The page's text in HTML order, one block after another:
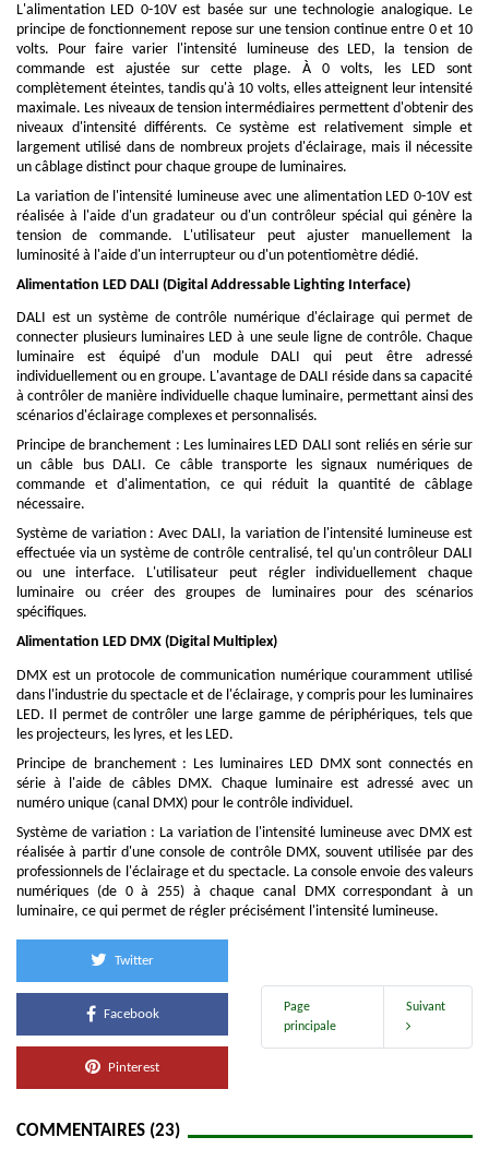
L'alimentation LED 0-10V est basée sur une technologie analogique. Le
principe de fonctionnement repose sur une tension continue entre 0 et 10
volts. Pour faire varier l'intensité lumineuse des LED, la tension de
commande est ajustée sur cette plage. À 0 volts, les LED sont
complètement éteintes, tandis qu'à 10 volts, elles atteignent leur intensité
maximale. Les niveaux de tension intermédiaires permettent d'obtenir des
niveaux d'intensité différents. Ce système est relativement simple et
largement utilisé dans de nombreux projets d'éclairage, mais il nécessite
un câblage distinct pour chaque groupe de luminaires.
La variation de l'intensité lumineuse avec une alimentation LED 0-10V est
réalisée à l'aide d'un gradateur ou d'un contrôleur spécial qui génère la
tension de commande. L'utilisateur peut ajuster manuellement la
luminosité à l'aide d'un interrupteur ou d'un potentiomètre dédié.
Alimentation LED DALI (Digital Addressable Lighting Interface)
DALI est un système de contrôle numérique d'éclairage qui permet de
connecter plusieurs luminaires LED à une seule ligne de contrôle. Chaque
luminaire est équipé d'un module DALI qui peut être adressé
individuellement ou en groupe. L'avantage de DALI réside dans sa capacité
à contrôler de manière individuelle chaque luminaire, permettant ainsi des
scénarios d'éclairage complexes et personnalisés.
Principe de branchement : Les luminaires LED DALI sont reliés en série sur
un câble bus DALI. Ce câble transporte les signaux numériques de
commande et d'alimentation, ce qui réduit la quantité de câblage
nécessaire.
Système de variation : Avec DALI, la variation de l'intensité lumineuse est
effectuée via un système de contrôle centralisé, tel qu'un contrôleur DALI
ou une interface. L'utilisateur peut régler individuellement chaque
luminaire ou créer des groupes de luminaires pour des scénarios
spécifiques.
Alimentation LED DMX (Digital Multiplex)
DMX est un protocole de communication numérique couramment utilisé
dans l'industrie du spectacle et de l'éclairage, y compris pour les luminaires
LED. Il permet de contrôler une large gamme de périphériques, tels que
les projecteurs, les lyres, et les LED.
Principe de branchement : Les luminaires LED DMX sont connectés en
série à l'aide de câbles DMX. Chaque luminaire est adressé avec un
numéro unique (canal DMX) pour le contrôle individuel.
Système de variation : La variation de l'intensité lumineuse avec DMX est
réalisée à partir d'une console de contrôle DMX, souvent utilisée par des
professionnels de l'éclairage et du spectacle. La console envoie des valeurs
numériques (de 0 à 255) à chaque canal DMX correspondant à un
luminaire, ce qui permet de régler précisément l'intensité lumineuse.
Twitter
Facebook
Pinterest
Page
principale
Suivant
COMMENTAIRES (23)